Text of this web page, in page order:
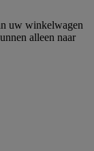
uw winkelwagen
alleen naar